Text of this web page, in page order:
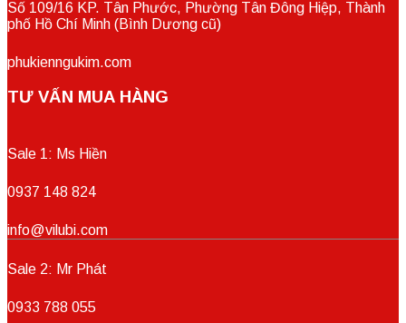
Số 109/16 KP. Tân Phước, Phường Tân Đông Hiệp, Thành
phố Hồ Chí Minh (Bình Dương cũ)
phukienngukim.com
TƯ VẤN MUA HÀNG
Sale 1: Ms Hiền
0937 148 824
info@vilubi.com
Sale 2: Mr Phát
0933 788 055